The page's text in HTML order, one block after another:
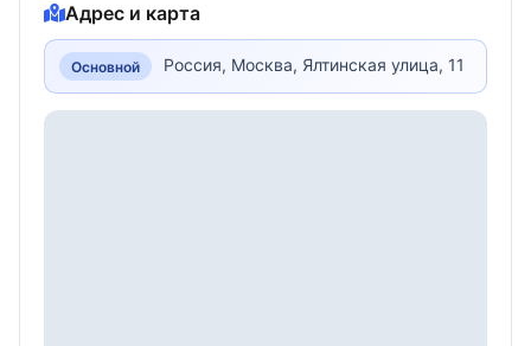
вслушивающимся в ваш голос, то нежным
компаньоном, ищущим тепла вашей руки. Его
мощь неоспорима, но она всегда смягчена
Адрес и карта
Основной Россия, Москва, Ялтинская улица, 11